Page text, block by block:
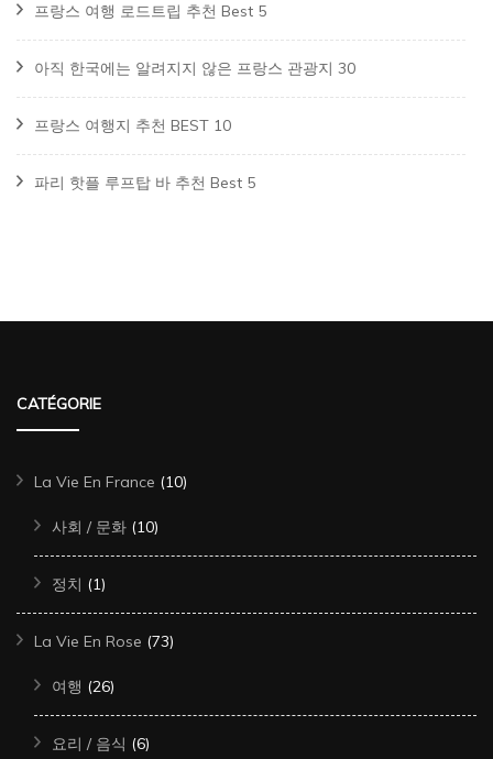
프랑스 여행 로드트립 추천 Best 5
아직 한국에는 알려지지 않은 프랑스 관광지 30
프랑스 여행지 추천 BEST 10
파리 핫플 루프탑 바 추천 Best 5
CATÉGORIE
La Vie En France (10)
사회 / 문화 (10)
정치 (1)
La Vie En Rose (73)
여행 (26)
요리 / 음식 (6)